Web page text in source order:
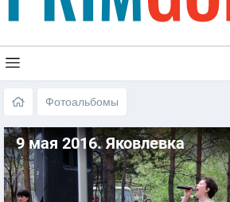
Фотоальбомы
9 мая 2016. Яковлевка